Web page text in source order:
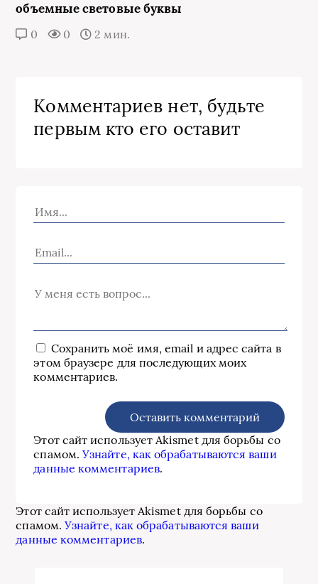
объемные световые буквы
0 0 2 мин.
Комментариев нет, будьте
первым кто его оставит
Сохранить моё имя, email и адрес сайта в
этом браузере для последующих моих
комментариев.
Этот сайт использует Akismet для борьбы со
спамом.Узнайте, как обрабатываются ваши
данные комментариев.
Этот сайт использует Akismet для борьбы со
спамом.Узнайте, как обрабатываются ваши
данные комментариев.